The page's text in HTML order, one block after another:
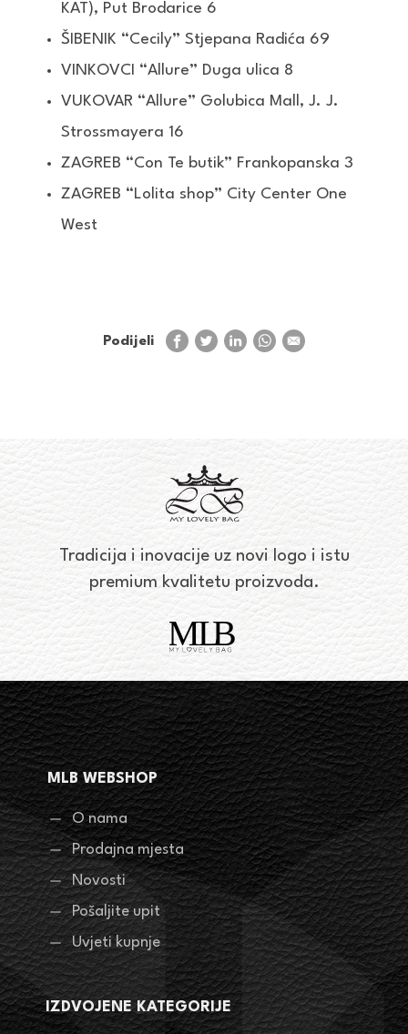
KAT), Put Brodarice 6
ŠIBENIK “Cecily” Stjepana Radića 69
VINKOVCI “Allure” Duga ulica 8
VUKOVAR “Allure” Golubica Mall, J. J.
Strossmayera 16
ZAGREB “Con Te butik” Frankopanska 3
ZAGREB “Lolita shop” City Center One
West
Podijeli
Tradicija i inovacije uz novi logo i istu
premium kvalitetu proizvoda.
MLB WEBSHOP
O nama
Prodajna mjesta
Novosti
Pošaljite upit
Uvjeti kupnje
IZDVOJENE KATEGORIJE